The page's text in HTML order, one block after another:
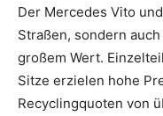
Der Mercedes Vito
Straßen, sondern
großem Wert.
Sitze erzielen hohe
Recyclingquoten von